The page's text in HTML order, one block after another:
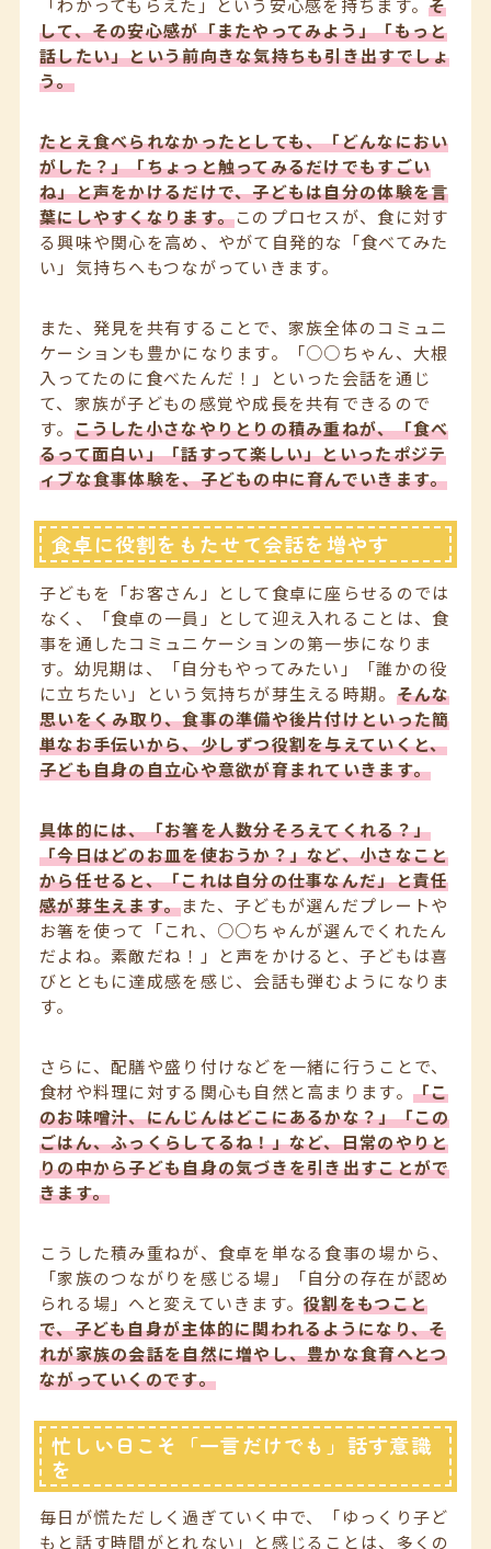
「わかってもらえた」という安心感を持ちます。そ
して、その安心感が「またやってみよう」「もっと
話したい」という前向きな気持ちも引き出すでしょ
う。
たとえ食べられなかったとしても、「どんなにおい
がした？」「ちょっと触ってみるだけでもすごい
ね」と声をかけるだけで、子どもは自分の体験を言
葉にしやすくなります。このプロセスが、食に対す
る興味や関心を高め、やがて自発的な「食べてみた
い」気持ちへもつながっていきます。
また、発見を共有することで、家族全体のコミュニ
ケーションも豊かになります。「○○ちゃん、大根
入ってたのに食べたんだ！」といった会話を通じ
て、家族が子どもの感覚や成長を共有できるので
す。 こうした小さなやりとりの積み重ねが、「食べ
るって面白い」「話すって楽しい」といったポジテ
ィブな食事体験を、子どもの中に育んでいきます。
食卓に役割をもたせて会話を増やす
子どもを「お客さん」として食卓に座らせるのでは
なく、「食卓の一員」として迎え入れることは、食
事を通したコミュニケーションの第一歩になりま
す。幼児期は、「自分もやってみたい」「誰かの役
に立ちたい」という気持ちが芽生える時期。 そんな
思いをくみ取り、食事の準備や後片付けといった簡
単なお手伝いから、少しずつ役割を与えていくと、
子ども自身の自立心や意欲が育まれていきます。
具体的には、「お箸を人数分そろえてくれる？」
「今日はどのお皿を使おうか？」など、小さなこと
から任せると、「これは自分の仕事なんだ」と責任
感が芽生えます。また、子どもが選んだプレートや
お箸を使って「これ、○○ちゃんが選んでくれたん
だよね。素敵だね！」と声をかけると、子どもは喜
びとともに達成感を感じ、会話も弾むようになりま
す。
さらに、配膳や盛り付けなどを一緒に行うことで、
食材や料理に対する関心も自然と高まります。 「こ
のお味噌汁、にんじんはどこにあるかな？」「この
ごはん、ふっくらしてるね！」など、日常のやりと
りの中から子ども自身の気づきを引き出すことがで
きます。
こうした積み重ねが、食卓を単なる食事の場から、
「家族のつながりを感じる場」「自分の存在が認め
られる場」へと変えていきます。役割をもつこと
で、子ども自身が主体的に関われるようになり、そ
れが家族の会話を自然に増やし、豊かな食育へとつ
ながっていくのです。
忙しい日こそ「一言だけでも」話す意識
を
毎日が慌ただしく過ぎていく中で、「ゆっくり子ど
もと話す時間がとれない」と感じることは、多くの